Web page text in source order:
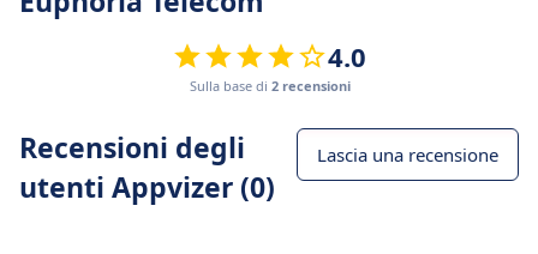
4.0
Sulla base di 2 recensioni
Recensioni degli
utenti Appvizer (0)
Lascia una recensione